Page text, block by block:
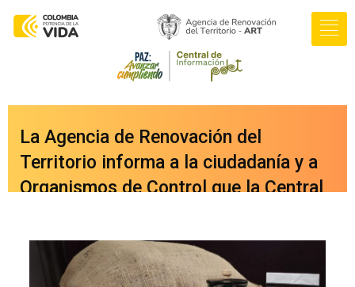
La Agencia de Renovación del
Territorio informa a la ciudadanía y a
Organismos de Control que la Central
una nueva versión integrada a nuestro
portal web